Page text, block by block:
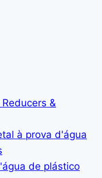
&
à prova d'água
de plástico